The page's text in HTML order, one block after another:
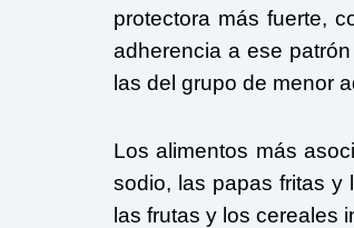
protectora más fuerte,
adherencia a ese
las del grupo de menor
Los alimentos más
sodio, las papas fritas y
las frutas y los cereales